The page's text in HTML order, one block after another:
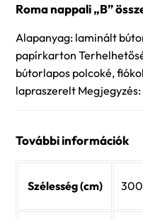
Roma nappali „B”
Alapanyag: laminált
papírkarton
bútorlapos polcoké,
lapraszerelt
További információk
Szélesség (cm) 300